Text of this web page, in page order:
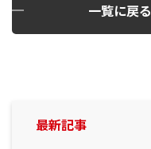
一覧に戻る
最新記事